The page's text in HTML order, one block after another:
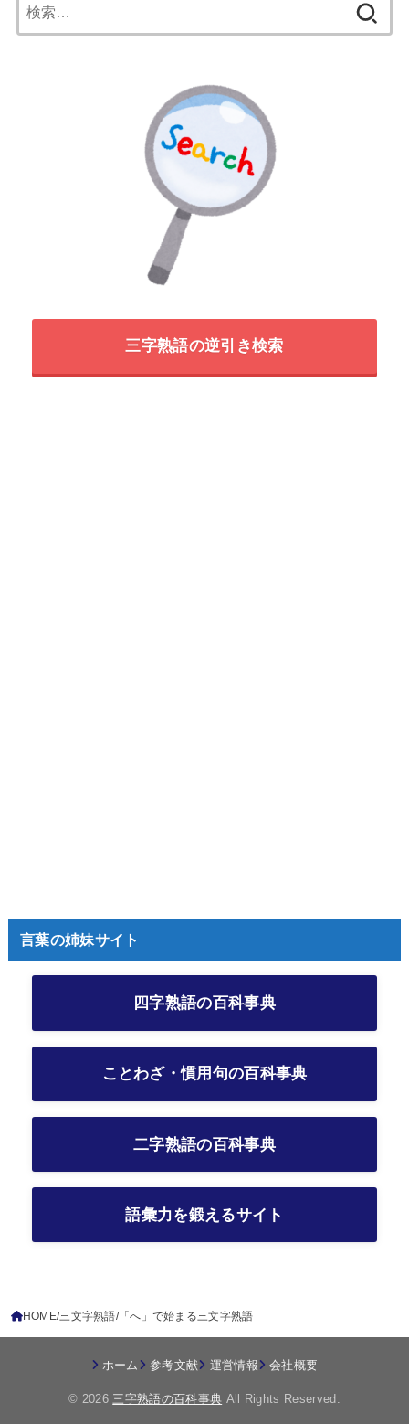
索:
三字熟語の逆引き検索
言葉の姉妹サイト
四字熟語の百科事典
ことわざ・慣用句の百科事典
二字熟語の百科事典
語彙力を鍛えるサイト
HOME 三文字熟語 「へ」で始まる三文字熟語
ホーム 参考文献 運営情報 会社概要
© 2026 三字熟語の百科事典 All Rights Reserved.